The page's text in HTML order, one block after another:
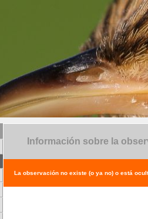
Información sobre la
La observación no existe (o ya no) o está